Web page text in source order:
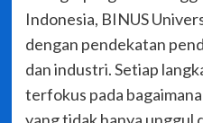
Indonesia, BINUS
dengan pendekatan
dan industri. Setiap
terfokus pada